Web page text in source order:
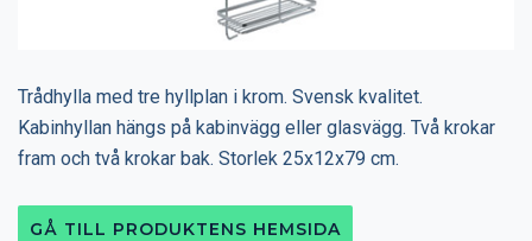
Trådhylla med tre hyllplan i krom. Svensk kvalitet.
Kabinhyllan hängs på kabinvägg eller glasvägg. Två krokar
fram och två krokar bak. Storlek 25x12x79 cm.
GÅ TILL PRODUKTENS HEMSIDA